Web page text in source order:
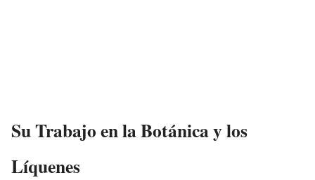
Su Trabajo en la Botánica y los
Líquenes